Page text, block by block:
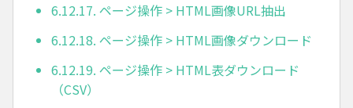
6.12.17. ページ操作 > HTML画像URL抽出
6.12.18. ページ操作 > HTML画像ダウンロード
6.12.19. ページ操作 > HTML表ダウンロード
（CSV）